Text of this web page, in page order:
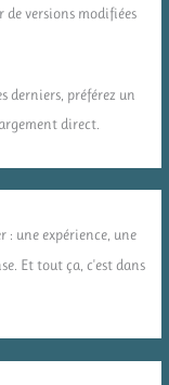
de versions modifiées
derniers, préférez un
direct.
: une expérience, une
Et tout ça, c'est dans